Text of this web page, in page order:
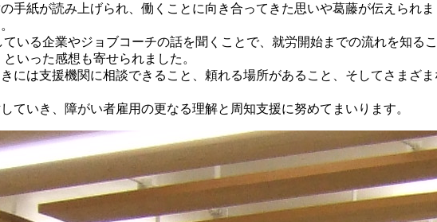
手紙が読み上げられ、働くことに向き合ってきた思いや葛藤が伝えられ
いる企業やジョブコーチの話を聞くことで、就労開始までの流れを知る
いった感想も寄せられました。
には支援機関に相談できること、頼れる場所があること、そしてさまざ
ていき、障がい者雇用の更なる理解と周知支援に努めてまいります。